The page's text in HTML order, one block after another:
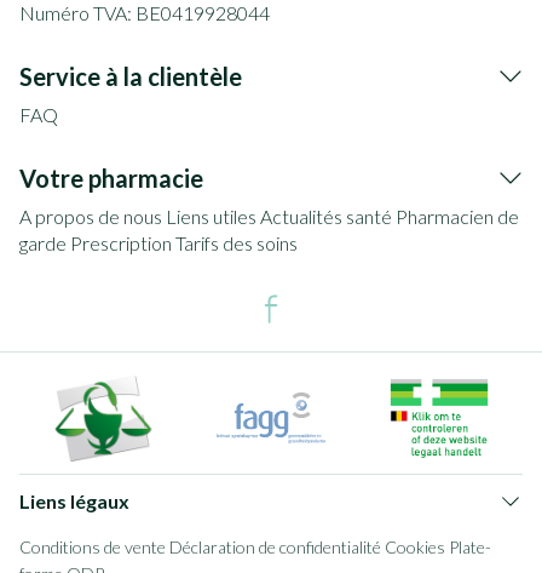
Numéro TVA: BE0419928044
Service à la clientèle
FAQ
Votre pharmacie
A propos de nous Liens utiles Actualités santé Pharmacien de
garde Prescription Tarifs des soins
Liens légaux
Conditions de vente Déclaration de confidentialité Cookies Plate-